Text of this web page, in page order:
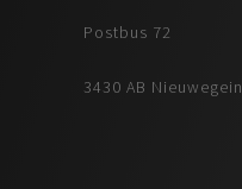
Postbus 72
3430 AB Nieuwegein